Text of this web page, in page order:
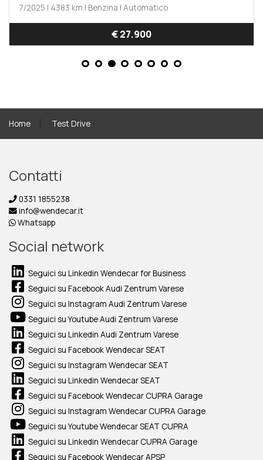
7/2025 | 4383 km | Benzina | Automatico
€ 27.900
Home Test Drive
Contatti
0331 1855238
info@wendecar.it
Whatsapp
Social network
Seguici su Linkedin Wendecar for Business
Seguici su Facebook Audi Zentrum Varese
Seguici su Instagram Audi Zentrum Varese
Seguici su Youtube Audi Zentrum Varese
Seguici su Linkedin Audi Zentrum Varese
Seguici su Facebook Wendecar SEAT
Seguici su Instagram Wendecar SEAT
Seguici su Linkedin Wendecar SEAT
Seguici su Facebook Wendecar CUPRA Garage
Seguici su Instagram Wendecar CUPRA Garage
Seguici su Youtube Wendecar SEAT CUPRA
Seguici su Linkedin Wendecar CUPRA Garage
Seguici su Facebook Wendecar APSP